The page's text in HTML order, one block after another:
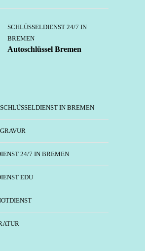
SCHLÜSSELDIENST 24/7 IN
BREMEN
Autoschlüssel Bremen
IN BREMEN
24/7 IN BREMEN
EDU